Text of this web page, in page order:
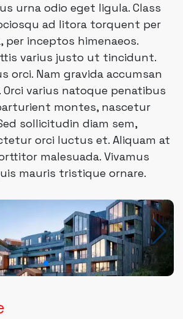
urna odio eget ligula. Class
ad litora torquent per
per inceptos himenaeos.
varius justo ut tincidunt.
orci. Nam gravida accumsan
varius natoque penatibus
montes, nascetur
sollicitudin diam sem,
orci luctus et. Aliquam at
malesuada. Vivamus
mauris tristique ornare.